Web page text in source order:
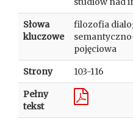
Słowa
kluczowe
filozofia
pojęciowa
Strony 103-116
Pełny
tekst